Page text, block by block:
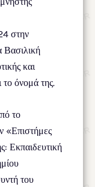
στην
Βασιλική
και
το όνομά της.
το
«Επιστήμες
Εκπαιδευτική
του